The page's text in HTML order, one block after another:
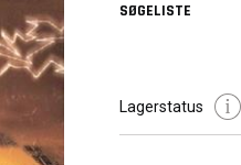
SØGELISTE
Lagerstatus